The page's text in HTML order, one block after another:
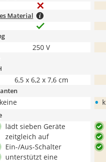
Material
250 V
6,5 x 6,2 x 7,6 cm
keine •
lädt sieben Geräte
zeitgleich auf
Ein-/Aus-Schalter
unterstützt eine